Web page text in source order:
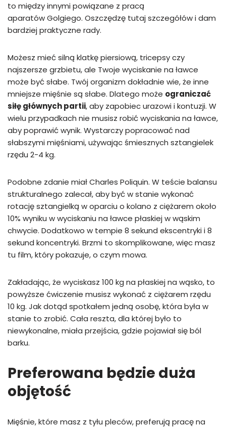
to między innymi powiązane z pracą
aparatów Golgiego. Oszczędzę tutaj szczegółów i dam
bardziej praktyczne rady.
Możesz mieć silną klatkę piersiową, tricepsy czy
najszersze grzbietu, ale Twoje wyciskanie na ławce
może być słabe. Twój organizm dokładnie wie, że inne
mniejsze mięśnie są słabe. Dlatego może ograniczać
siłę głównych partii, aby zapobiec urazowi i kontuzji. W
wielu przypadkach nie musisz robić wyciskania na ławce,
aby poprawić wynik. Wystarczy popracować nad
słabszymi mięśniami, używając śmiesznych sztangielek
rzędu 2-4 kg.
Podobne zdanie miał Charles Poliquin. W teście balansu
strukturalnego zalecał, aby być w stanie wykonać
rotację sztangielką w oparciu o kolano z ciężarem około
10% wyniku w wyciskaniu na ławce płaskiej w wąskim
chwycie. Dodatkowo w tempie 8 sekund ekscentryki i 8
sekund koncentryki. Brzmi to skomplikowane, więc masz
tu film, który pokazuje, o czym mowa.
Zakładając, że wyciskasz 100 kg na płaskiej na wąsko, to
powyższe ćwiczenie musisz wykonać z ciężarem rzędu
10 kg. Jak dotąd spotkałem jedną osobę, która była w
stanie to zrobić. Cała reszta, dla której było to
niewykonalne, miała przejścia, gdzie pojawiał się ból
barku.
Preferowana będzie duża
objętość
Mięśnie, które masz z tyłu pleców, preferują pracę na